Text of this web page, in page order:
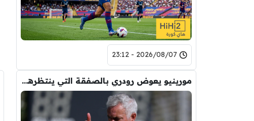
2026/08/07 - 23:12
مورينيو يعوض رودري بالصفقة التي ينتظرها جمهور الريال